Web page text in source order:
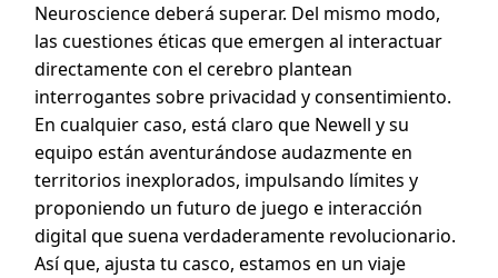
Neuroscience deberá superar. Del mismo modo,
las cuestiones éticas que emergen al interactuar
directamente con el cerebro plantean
interrogantes sobre privacidad y consentimiento.
En cualquier caso, está claro que Newell y su
equipo están aventurándose audazmente en
territorios inexplorados, impulsando límites y
proponiendo un futuro de juego e interacción
digital que suena verdaderamente revolucionario.
Así que, ajusta tu casco, estamos en un viaje